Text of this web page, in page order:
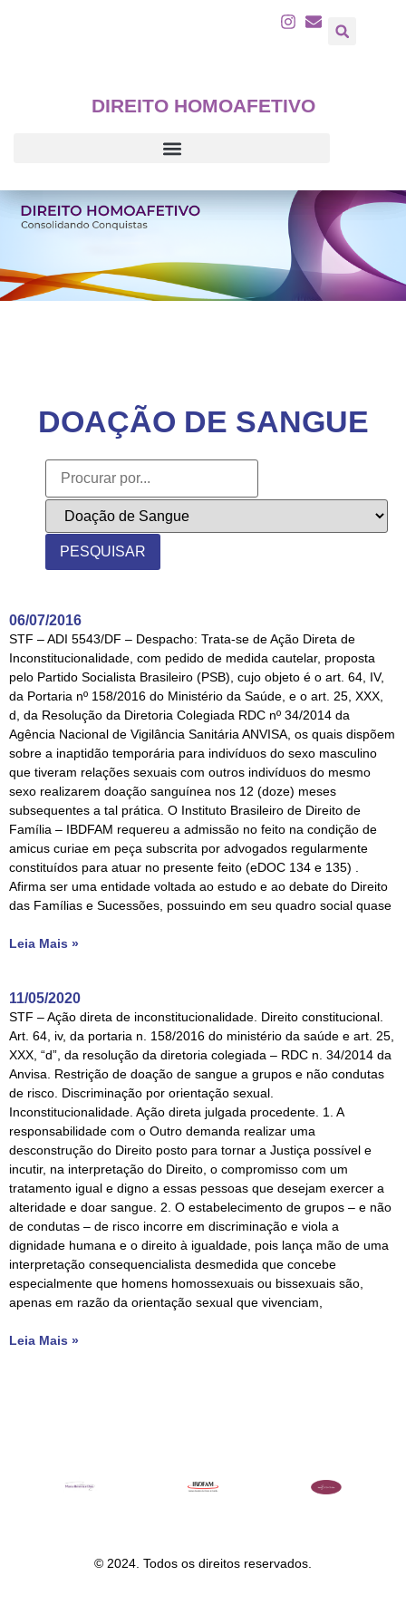
DIREITO HOMOAFETIVO
DOAÇÃO DE SANGUE
06/07/2016
STF – ADI 5543/DF – Despacho: Trata-se de Ação Direta de
Inconstitucionalidade, com pedido de medida cautelar, proposta
pelo Partido Socialista Brasileiro (PSB), cujo objeto é o art. 64, IV,
da Portaria nº 158/2016 do Ministério da Saúde, e o art. 25, XXX,
d, da Resolução da Diretoria Colegiada RDC nº 34/2014 da
Agência Nacional de Vigilância Sanitária ANVISA, os quais dispõem
sobre a inaptidão temporária para indivíduos do sexo masculino
que tiveram relações sexuais com outros indivíduos do mesmo
sexo realizarem doação sanguínea nos 12 (doze) meses
subsequentes a tal prática. O Instituto Brasileiro de Direito de
Família – IBDFAM requereu a admissão no feito na condição de
amicus curiae em peça subscrita por advogados regularmente
constituídos para atuar no presente feito (eDOC 134 e 135) .
Afirma ser uma entidade voltada ao estudo e ao debate do Direito
das Famílias e Sucessões, possuindo em seu quadro social quase
Leia Mais »
11/05/2020
STF – Ação direta de inconstitucionalidade. Direito constitucional.
Art. 64, iv, da portaria n. 158/2016 do ministério da saúde e art. 25,
XXX, “d”, da resolução da diretoria colegiada – RDC n. 34/2014 da
Anvisa. Restrição de doação de sangue a grupos e não condutas
de risco. Discriminação por orientação sexual.
Inconstitucionalidade. Ação direta julgada procedente. 1. A
responsabilidade com o Outro demanda realizar uma
desconstrução do Direito posto para tornar a Justiça possível e
incutir, na interpretação do Direito, o compromisso com um
tratamento igual e digno a essas pessoas que desejam exercer a
alteridade e doar sangue. 2. O estabelecimento de grupos – e não
de condutas – de risco incorre em discriminação e viola a
dignidade humana e o direito à igualdade, pois lança mão de uma
interpretação consequencialista desmedida que concebe
especialmente que homens homossexuais ou bissexuais são,
apenas em razão da orientação sexual que vivenciam,
Leia Mais »
© 2024. Todos os direitos reservados.